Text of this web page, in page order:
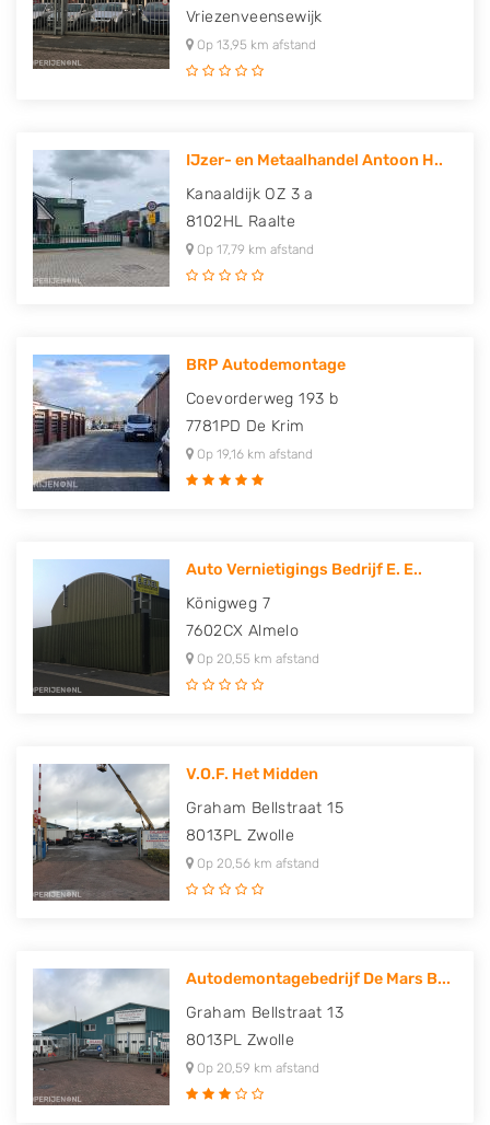
Vriezenveensewijk
Op 13,95 km afstand
IJzer- en Metaalhandel Antoon H..
Kanaaldijk OZ 3 a
8102HL Raalte
Op 17,79 km afstand
BRP Autodemontage
Coevorderweg 193 b
7781PD De Krim
Op 19,16 km afstand
Auto Vernietigings Bedrijf E. E..
Königweg 7
7602CX Almelo
Op 20,55 km afstand
V.O.F. Het Midden
Graham Bellstraat 15
8013PL Zwolle
Op 20,56 km afstand
Autodemontagebedrijf De Mars B...
Graham Bellstraat 13
8013PL Zwolle
Op 20,59 km afstand